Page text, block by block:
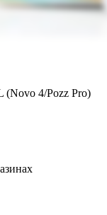
4/Pozz Pro)